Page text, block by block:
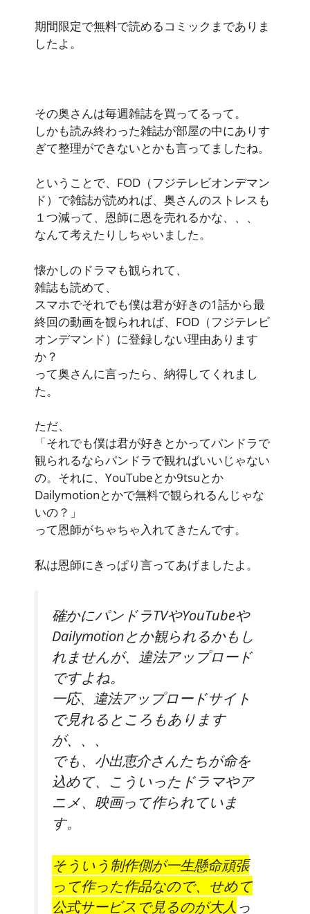
期間限定で無料で読めるコミックまでありま
したよ。
その奥さんは毎週雑誌を買ってるって。
しかも読み終わった雑誌が部屋の中にありす
ぎて整理ができないとかも言ってましたね。
ということで、FOD（フジテレビオンデマン
ド）で雑誌が読めれば、奥さんのストレスも
１つ減って、恩師に恩を売れるかな、、、
なんて考えたりしちゃいました。
懐かしのドラマも観られて、
雑誌も読めて、
スマホでそれでも僕は君が好きの1話から最
終回の動画を観られれば、FOD（フジテレビ
オンデマンド）に登録しない理由あります
か？
って奥さんに言ったら、納得してくれまし
た。
ただ、
「それでも僕は君が好きとかってパンドラで
観られるならパンドラで観ればいいじゃない
の。それに、YouTubeとか9tsuとか
Dailymotionとかで無料で観られるんじゃな
いの？」
って恩師がちゃちゃ入れてきたんです。
私は恩師にきっぱり言ってあげましたよ。
確かにパンドラTVやYouTubeや
Dailymotionとか観られるかもし
れませんが、違法アップロード
ですよね。
一応、違法アップロードサイト
で見れるところもあります
が、、、
でも、小出恵介さんたちが命を
込めて、こういったドラマやア
ニメ、映画って作られていま
す。
そういう制作側が一生懸命頑張
って作った作品なので、せめて
公式サービスで見るのが大人 っ